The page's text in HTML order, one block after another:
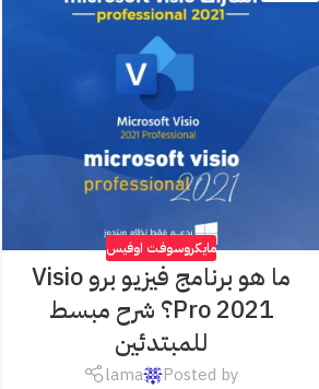
مايكروسوفت اوفيس
ما هو برنامج فيزيو برو Visio
Pro 2021؟ شرح مبسط
للمبتدئين
Posted by
lama